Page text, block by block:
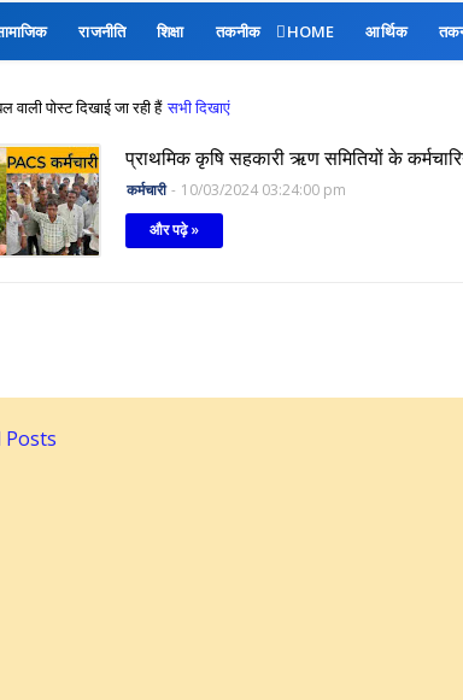
राजनीति शिक्षा तकनीक HOME आर्थिक
वाली पोस्ट दिखाई जा रही हैं सभी दिखाएं
प्राथमिक कृषि सहकारी ऋण समितियों के
कर्मचारी - 10/03/2024 03:24:00 pm
और पढ़े »
Posts